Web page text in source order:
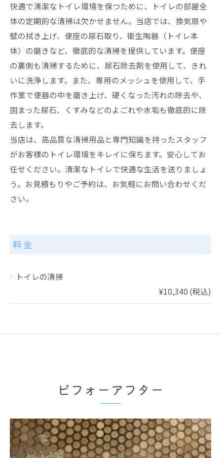
快適で清潔なトイレ環境を保つために、トイレの部屋全
体の定期的な清掃は欠かせません。当店では、換気扇や
壁の拭き上げ、便座の尿石取り、衛生陶器（トイレ本
体）の磨きなど、徹底的な清掃を提供しています。便座
の裏側も清掃するために、尿石除去剤を使用して、きれ
いに洗浄します。また、専用のメッシュを使用して、手
作業で便器の中を磨き上げ、硬くなった汚れの除去や、
固まった尿石、くすみなどのよごれや水垢も徹底的に除
去します。
当店は、高品質な清掃用品と専門知識を持ったスタッフ
がお客様のトイレ環境をキレイに保ちます。安心してお
任せください。清潔なトイレで快適な生活を送りましょ
う。お見積もりやご予約は、お気軽にお問い合わせくだ
さい。
料金
トイレの清掃
¥10,340 (税込)
ビフォーアフター